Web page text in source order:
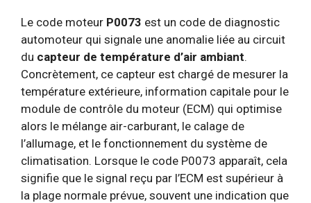
Le code moteur P0073 est un code de diagnostic
automoteur qui signale une anomalie liée au circuit
du capteur de température d’air ambiant.
Concrètement, ce capteur est chargé de mesurer la
température extérieure, information capitale pour le
module de contrôle du moteur (ECM) qui optimise
alors le mélange air-carburant, le calage de
l’allumage, et le fonctionnement du système de
climatisation. Lorsque le code P0073 apparaît, cela
signifie que le signal reçu par l’ECM est supérieur à
la plage normale prévue, souvent une indication que